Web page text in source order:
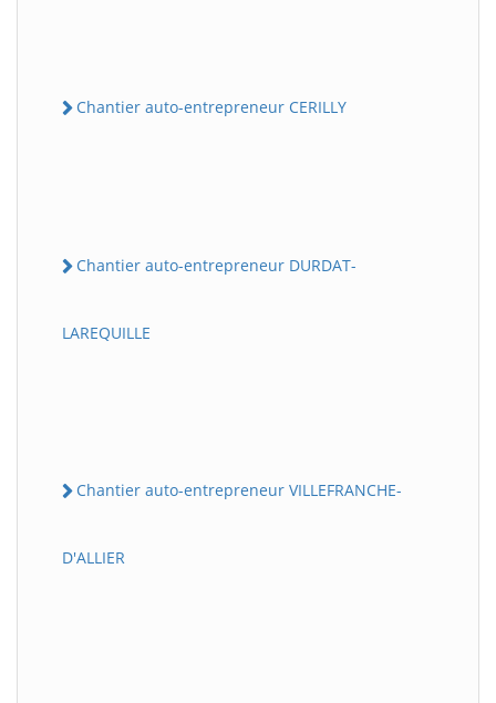
Chantier auto-entrepreneur CERILLY
Chantier auto-entrepreneur DURDAT-
LAREQUILLE
Chantier auto-entrepreneur VILLEFRANCHE-
D'ALLIER